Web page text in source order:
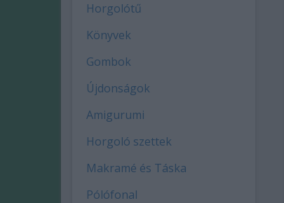
Horgolótű
Könyvek
Gombok
Újdonságok
Amigurumi
Horgoló szettek
Makramé és Táska
Pólófonal